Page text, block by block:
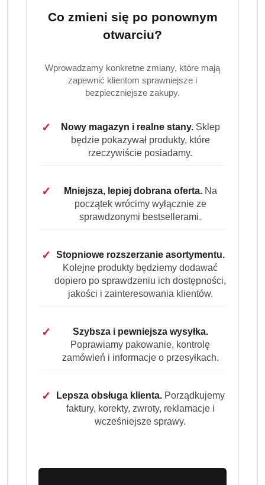
Co zmieni się po ponownym
otwarciu?
Wprowadzamy konkretne zmiany, które mają
zapewnić klientom sprawniejsze i
bezpieczniejsze zakupy.
✓ Nowy magazyn i realne stany.Sklep
będzie pokazywał produkty, które
rzeczywiście posiadamy.
✓ Mniejsza, lepiej dobrana oferta.Na
początek wrócimy wyłącznie ze
sprawdzonymi bestsellerami.
✓
Stopniowe rozszerzanie asortymentu.
Kolejne produkty będziemy dodawać
dopiero po sprawdzeniu ich dostępności,
jakości i zainteresowania klientów.
✓
Szybsza i pewniejsza wysyłka.
Poprawiamy pakowanie, kontrolę
zamówień i informacje o przesyłkach.
✓ Lepsza obsługa klienta.Porządkujemy
faktury, korekty, zwroty, reklamacje i
wcześniejsze sprawy.